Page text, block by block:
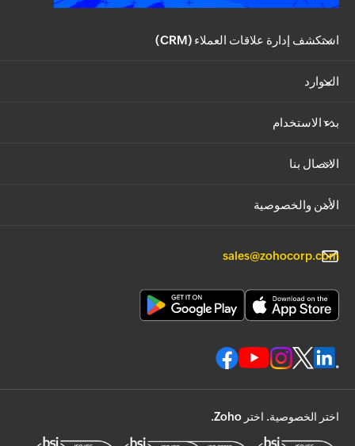
استكشف إدارة علاقات العملاء (CRM)
الموارد
بدء الاستخدام
الاتصال بنا
الأمن والخصوصية
sales@zohocorp.com
اختر الخصوصية. اختر Zoho.